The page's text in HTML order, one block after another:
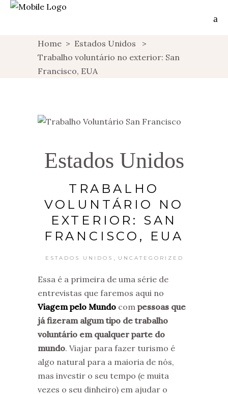
Home > Estados Unidos
>
Trabalho voluntário no exterior: San
Francisco, EUA
Estados Unidos
TRABALHO
VOLUNTÁRIO NO
EXTERIOR: SAN
FRANCISCO, EUA
ESTADOS UNIDOS UNCATEGORIZED
Essa é a primeira de uma série de
entrevistas que faremos aqui no
Viagem pelo Mundo com pessoas que
já fizeram algum tipo de trabalho
voluntário em qualquer parte do
mundo. Viajar para fazer turismo é
algo natural para a maioria de nós,
mas investir o seu tempo (e muita
vezes o seu dinheiro) em ajudar o